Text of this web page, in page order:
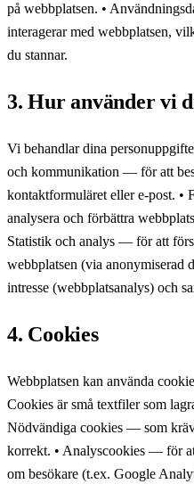
på webbplatsen. •
interagerar med webbplatsen,
du stannar.
3. Hur använder vi
Vi behandlar dina
och kommunikation — för att
kontaktformuläret eller e-post.
analysera och förbättra
Statistik och analys — för att
webbplatsen (via anonymiserad
intresse (webbplatsanalys) och
4. Cookies
Webbplatsen kan använda
Cookies är små textfiler som
Nödvändiga cookies — som
korrekt. • Analyscookies — för
om besökare (t.ex. Google